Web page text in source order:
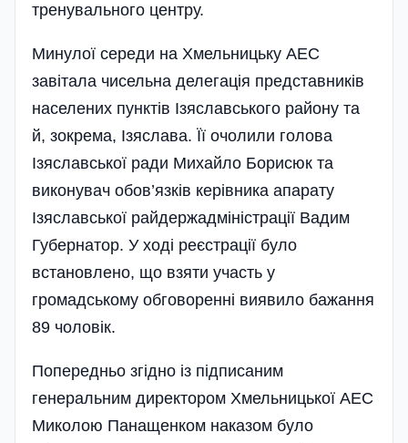
тренувального центру.
Минулої середи на Хмельницьку АЕС
завітала чисельна делегація представників
населених пунктів Ізяславського району та
й, зокрема, Ізяслава. Її очолили голова
Ізяславської ради Михайло Борисюк та
виконувач обов’язків керівника апарату
Ізяславської райдержадміністрації Вадим
Губернатор. У ході реєстрації було
встановлено, що взяти участь у
громадському обговоренні виявило бажання
89 чоловік.
Попередньо згідно із підписаним
генеральним директором Хмельницької АЕС
Миколою Панащенком наказом було